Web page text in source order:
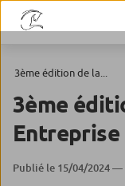
3ème édition de la...
3ème
Entreprise
Publié le 15/04/2024